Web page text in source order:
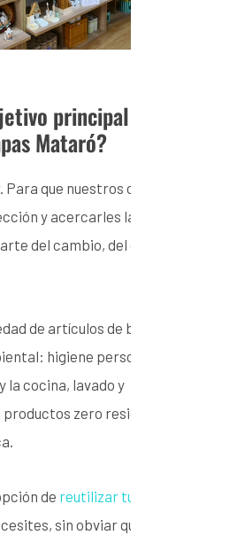
principal de la
Mataró?
que nuestros clientes
y acercarles la
del cambio, del consumo
de artículos de bajo
higiene personal,
la cocina, lavado y
zero residuos y
de reutilizar tu envase
sin obviar que